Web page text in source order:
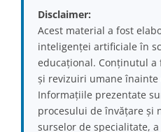
Disclaimer:
Acest material a fost
inteligenței artificiale în
educațional. Conținutul
și revizuiri umane înainte
Informațiile prezentate
procesului de învățare și
surselor de specialitate,